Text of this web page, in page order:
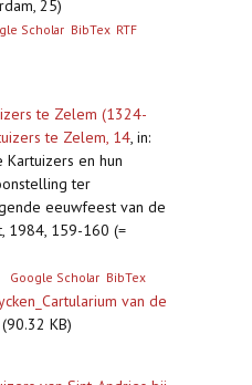
25)
Scholar BibTex RTF
te Zelem (1324-
te Zelem, 14, in:
Kartuizers en hun
ter
eeuwfeest van de
1984, 159-160 (=
Google Scholar BibTex
van de
(90.32 KB)